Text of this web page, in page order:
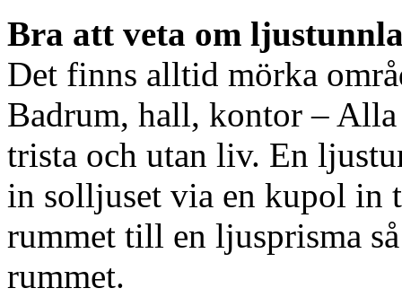
Bra att veta om
Det finns alltid mörka
Badrum, hall, kontor – Alla
trista och utan liv. En
in solljuset via en kupol in
rummet till en ljusprisma
rummet.